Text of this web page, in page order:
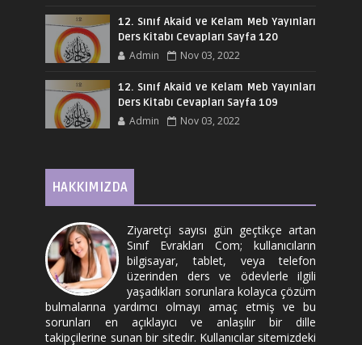
12. Sınıf Akaid ve Kelam Meb Yayınları
Ders Kitabı Cevapları Sayfa 120
Admin Nov 03, 2022
12. Sınıf Akaid ve Kelam Meb Yayınları
Ders Kitabı Cevapları Sayfa 109
Admin Nov 03, 2022
HAKKIMIZDA
Ziyaretçi sayısı gün geçtikçe artan
Sınıf Evrakları Com; kullanıcıların
bilgisayar, tablet, veya telefon
üzerinden ders ve ödevlerle ilgili
yaşadıkları sorunlara kolayca çözüm
bulmalarına yardımcı olmayı amaç etmiş ve bu
sorunları en açıklayıcı ve anlaşılır bir dille
takipçilerine sunan bir sitedir. Kullanıcılar sitemizdeki